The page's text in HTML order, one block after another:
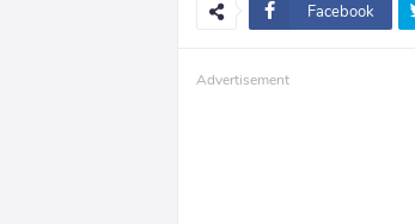
Facebook
Advertisement